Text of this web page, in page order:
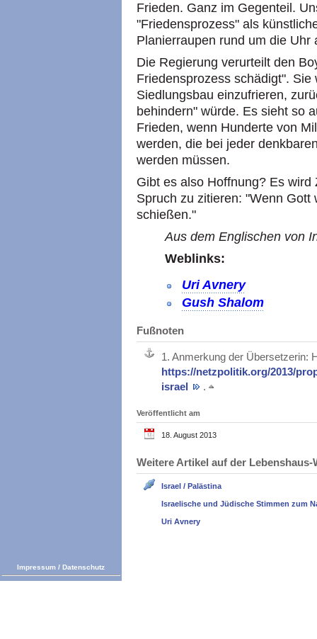
Frieden. Ganz im Gegenteil.
"Friedensprozess" als
Planierraupen rund um die Uhr
Die Regierung verurteilt den
Friedensprozess schädigt".
Siedlungsbau einzufrieren,
behindern" würde. Es sieht so
Frieden, wenn Hunderte von
werden, die bei jeder
werden müssen.
Gibt es also Hoffnung? Es
Spruch zu zitieren: "Wenn
schießen."
Aus dem Englischen von
Weblinks:
Uri Avnery
Gush Shalom
Fußnoten
1. Anmerkung der Übersetzerin:
https://netzpolitik.org/2013/
israel
.
Veröffentlicht am
18. August 2013
Weitere Artikel auf der
Israel / Palästina
Israelische und Jüdische Stimmen zum
Uri Avnery
Impressum / Datenschutz